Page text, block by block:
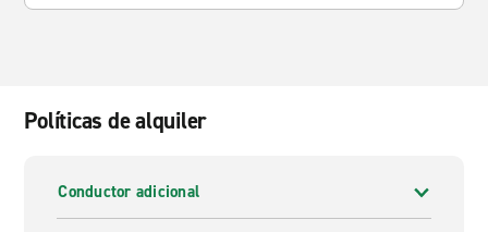
Políticas de alquiler
Conductor adicional